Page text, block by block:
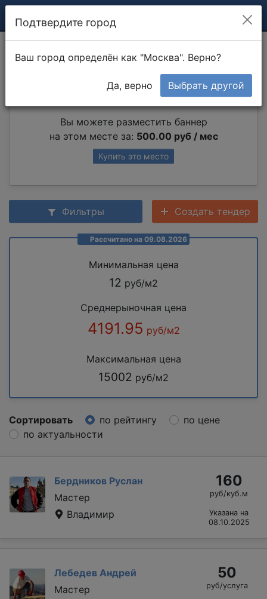
Обрезка деревьев
Вы можете разместить баннер
на этом месте за: 500.00 руб / мес
Купить это место
Фильтры Создать тендер
Рассчитано на 09.08.2026
Минимальная цена
12 руб/м2
Среднерыночная цена
4191.95 руб/м2
Максимальная цена
15002 руб/м2
Сортировать по рейтингу
по цене
по актуальности
Бердников Руслан
Мастер
Владимир
160
руб/куб.м
Указана на
08.10.2025
Лебедев Андрей
Мастер
50
руб/услуга
Подтвердите город
Ваш город определён как "Москва". Верно?
Да, верно Выбрать другой